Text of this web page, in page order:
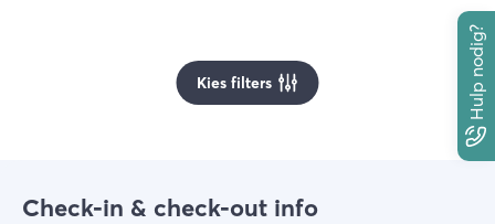
Hulp nodig?
Kies filters
Check-in & check-out info